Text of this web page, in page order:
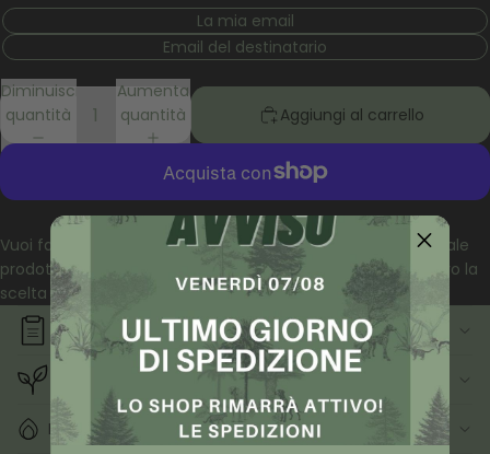
La mia email
Email del destinatario
Diminuisci
quantità
Aumenta
quantità
Aggiungi al carrello
Altre opzioni di pagamento
Vuoi fare un regalo ai tuoi amici e i loro pet, ma non sai quale
prodotto scegliere? Acquista un buono regalo e lascia a loro la
scelta del prodotto più indicato per le loro esigenze.
INFORMAZIONI AGGIUNTIVE
INGREDIENTI
MODO D'USO